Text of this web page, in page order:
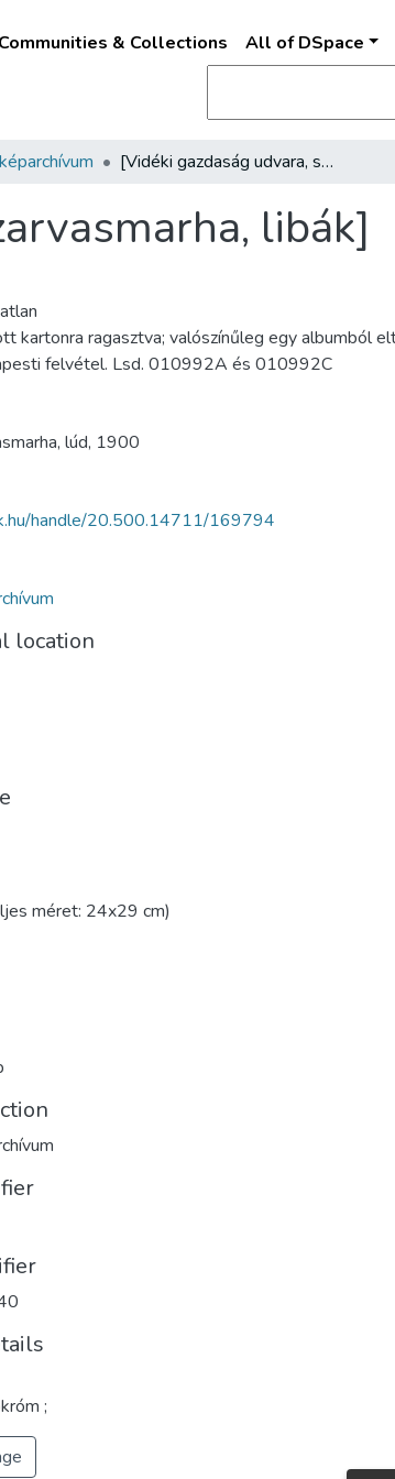
Communities & Collections All of DSpace
[Vidéki gazdaság udvara, szarvasmarha, libák]
libák]
kartonra ragasztva; valószínűleg egy albumból
felvétel. Lsd. 010992A és 010992C
, lúd, 1900
handle/20.500.14711/169794
location
méret: 24x29 cm)
;